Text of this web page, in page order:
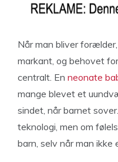
Når man bliver
markant, og behovet
centralt. En neonate
mange blevet et
sindet, når barnet
teknologi, men om
barn, selv når man ikke